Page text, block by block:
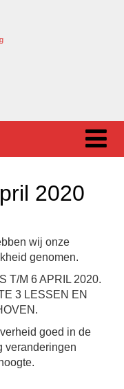
2020
wij onze
genomen.
T/M 6 APRIL 2020.
3 LESSEN EN
goed in de
veranderingen